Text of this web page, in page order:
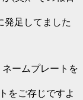
発足してました
ームプレートを
をご存じですよ